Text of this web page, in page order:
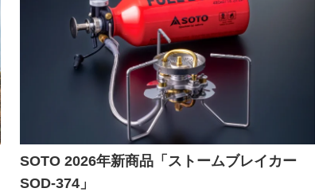
SOTO 2026年新商品「ストームブレイカー
SOD-374」